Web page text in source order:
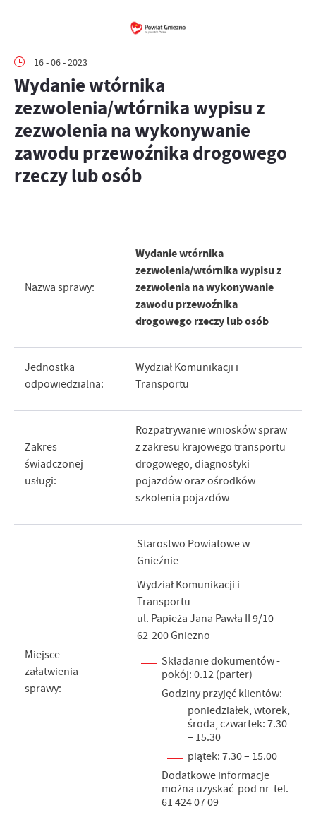
16 - 06 - 2023
Wydanie wtórnika
zezwolenia/wtórnika wypisu z
zezwolenia na wykonywanie
zawodu przewoźnika drogowego
rzeczy lub osób
Nazwa sprawy:
Wydanie wtórnika
zezwolenia/wtórnika wypisu z
zezwolenia na wykonywanie
zawodu przewoźnika
drogowego rzeczy lub osób
Jednostka
odpowiedzialna:
Wydział Komunikacji i
Transportu
Zakres
świadczonej
usługi:
Rozpatrywanie wniosków spraw
z zakresu krajowego transportu
drogowego, diagnostyki
pojazdów oraz ośrodków
szkolenia pojazdów
Miejsce
załatwienia
sprawy:
Starostwo Powiatowe w
Gnieźnie
Wydział Komunikacji i
Transportu
ul. Papieża Jana Pawła II 9/10
62-200 Gniezno
Składanie dokumentów -
pokój: 0.12 (parter)
Godziny przyjęć klientów:
poniedziałek, wtorek,
środa, czwartek: 7.30
– 15.30
piątek: 7.30 – 15.00
Dodatkowe informacje
można uzyskać pod nr tel.
61 424 07 09